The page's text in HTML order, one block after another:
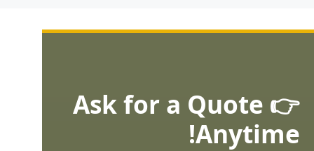
👉 Ask for a Quote
Anytime!